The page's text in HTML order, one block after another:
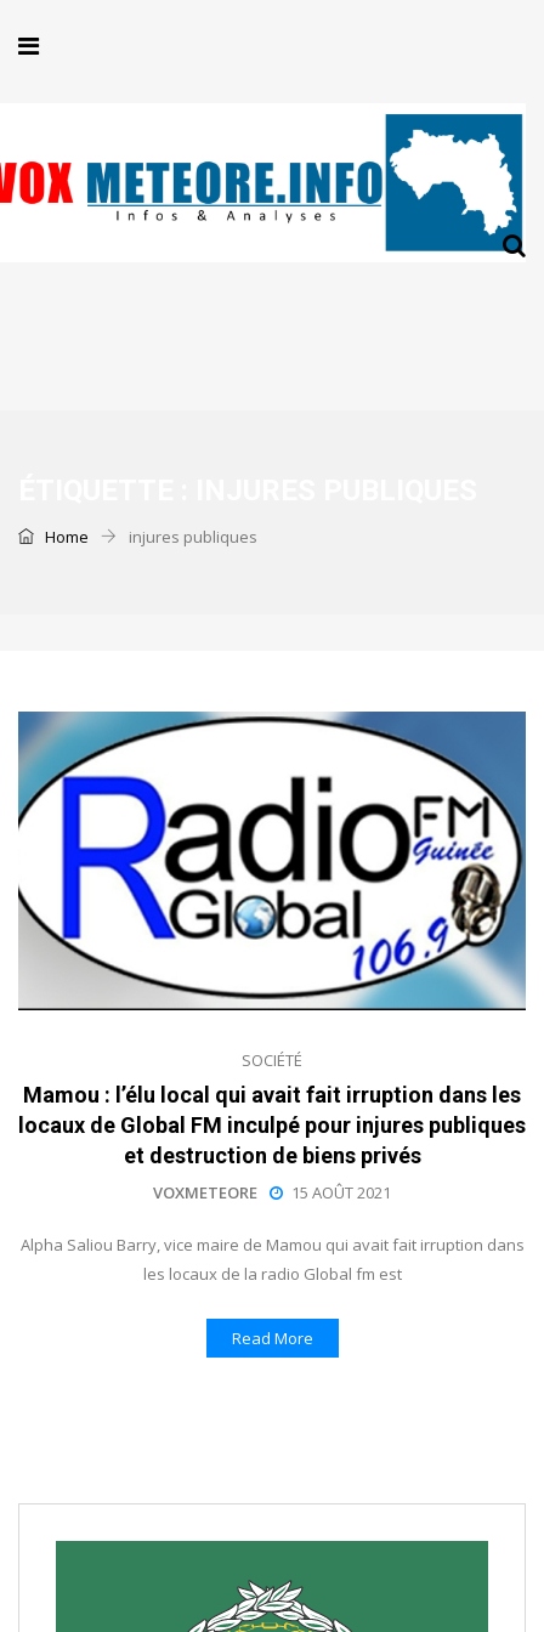
Home injures publiques
SOCIÉTÉ
Mamou : l’élu local qui avait fait irruption dans les
locaux de Global FM inculpé pour injures publiques
et destruction de biens privés
VOXMETEORE 15 AOÛT 2021
Alpha Saliou Barry, vice maire de Mamou qui avait fait irruption dans
les locaux de la radio Global fm est
Read More